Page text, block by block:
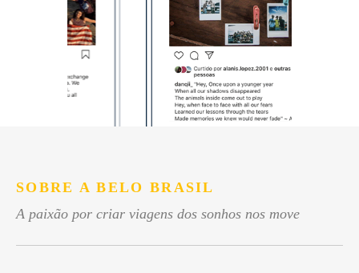
SOBRE A BELO BRASIL
A paixão por criar viagens dos sonhos nos move